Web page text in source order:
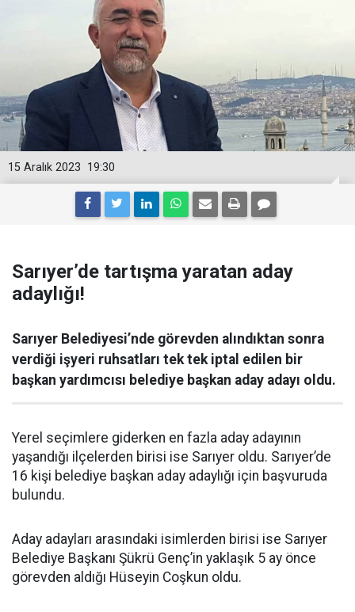
19:30
15 Aralık 2023
Sarıyer’de tartışma yaratan aday
adaylığı!
Sarıyer Belediyesi’nde görevden alındıktan sonra
verdiği işyeri ruhsatları tek tek iptal edilen bir
başkan yardımcısı belediye başkan aday adayı oldu.
Yerel seçimlere giderken en fazla aday adayının
yaşandığı ilçelerden birisi ise Sarıyer oldu. Sarıyer’de
16 kişi belediye başkan aday adaylığı için başvuruda
bulundu.
Aday adayları arasındaki isimlerden birisi ise Sarıyer
Belediye Başkanı Şükrü Genç’in yaklaşık 5 ay önce
görevden aldığı Hüseyin Coşkun oldu.